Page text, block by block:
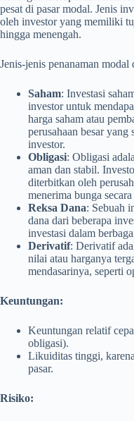
pesat di pasar modal. Jenis
oleh investor yang memiliki
hingga menengah.
Jenis-jenis penanaman
Saham: Investasi
investor untuk
harga saham atau
perusahaan besar
investor.
Obligasi: Obligasi
aman dan stabil.
diterbitkan oleh
menerima bunga
Reksa Dana: Sebuah
dana dari beberapa
investasi dalam
Derivatif: Derivatif
nilai atau harganya
mendasarinya, seperti
Keuntungan:
Keuntungan relatif
obligasi).
Likuiditas tinggi,
pasar.
Risiko: